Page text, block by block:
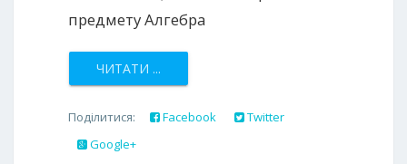
предмету Алгебра
ЧИТАТИ ...
Поділитися: Facebook
Twitter
Google+